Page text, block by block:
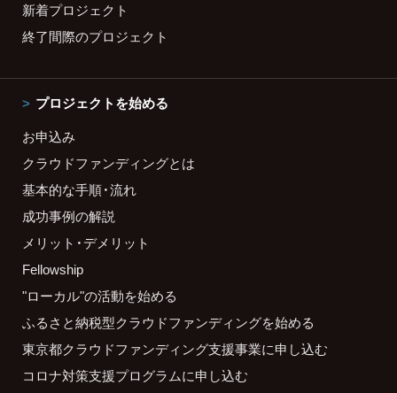
新着プロジェクト
終了間際のプロジェクト
プロジェクトを始める
お申込み
クラウドファンディングとは
基本的な手順・流れ
成功事例の解説
メリット・デメリット
Fellowship
"ローカル"の活動を始める
ふるさと納税型クラウドファンディングを始める
東京都クラウドファンディング支援事業に申し込む
コロナ対策支援プログラムに申し込む